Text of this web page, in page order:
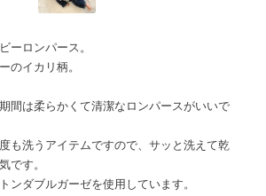
ーロンパース。
のイカリ柄。
間は柔らかくて清潔なロンパースがいいで
も洗うアイテムですので、サッと洗えて乾
です。
ンダブルガーゼを使用しています。